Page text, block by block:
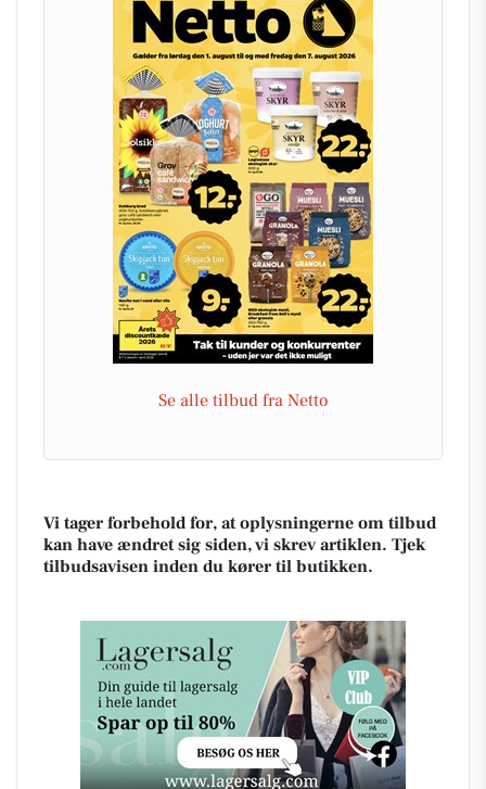
Se alle tilbud fra Netto
Vi tager forbehold for, at oplysningerne om tilbud
kan have ændret sig siden, vi skrev artiklen. Tjek
tilbudsavisen inden du kører til butikken.